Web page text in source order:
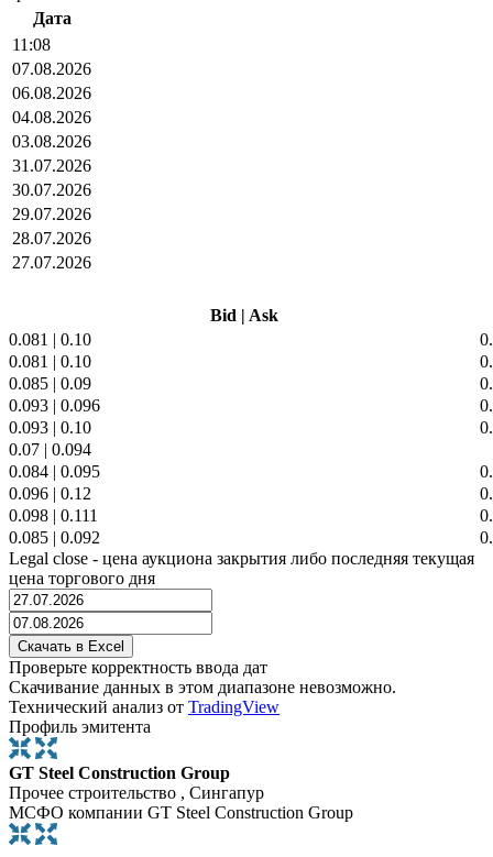
Дата
11:08
07.08.2026
06.08.2026
04.08.2026
03.08.2026
31.07.2026
30.07.2026
29.07.2026
28.07.2026
27.07.2026
Bid | Ask
0.081 | 0.10
0.081 | 0.10
0.085 | 0.09
0.093 | 0.096
0.093 | 0.10
0.07 | 0.094
0.084 | 0.095
0.096 | 0.12
0.098 | 0.111
0.085 | 0.092
Legal close - цена аукциона закрытия либо последняя текущая
цена торгового дня
Проверьте корректность ввода дат
Скачивание данных в этом диапазоне невозможно.
Технический анализ от TradingView
Профиль эмитента
GT Steel Construction Group
Прочее строительство , Сингапур
МСФО компании GT Steel Construction Group